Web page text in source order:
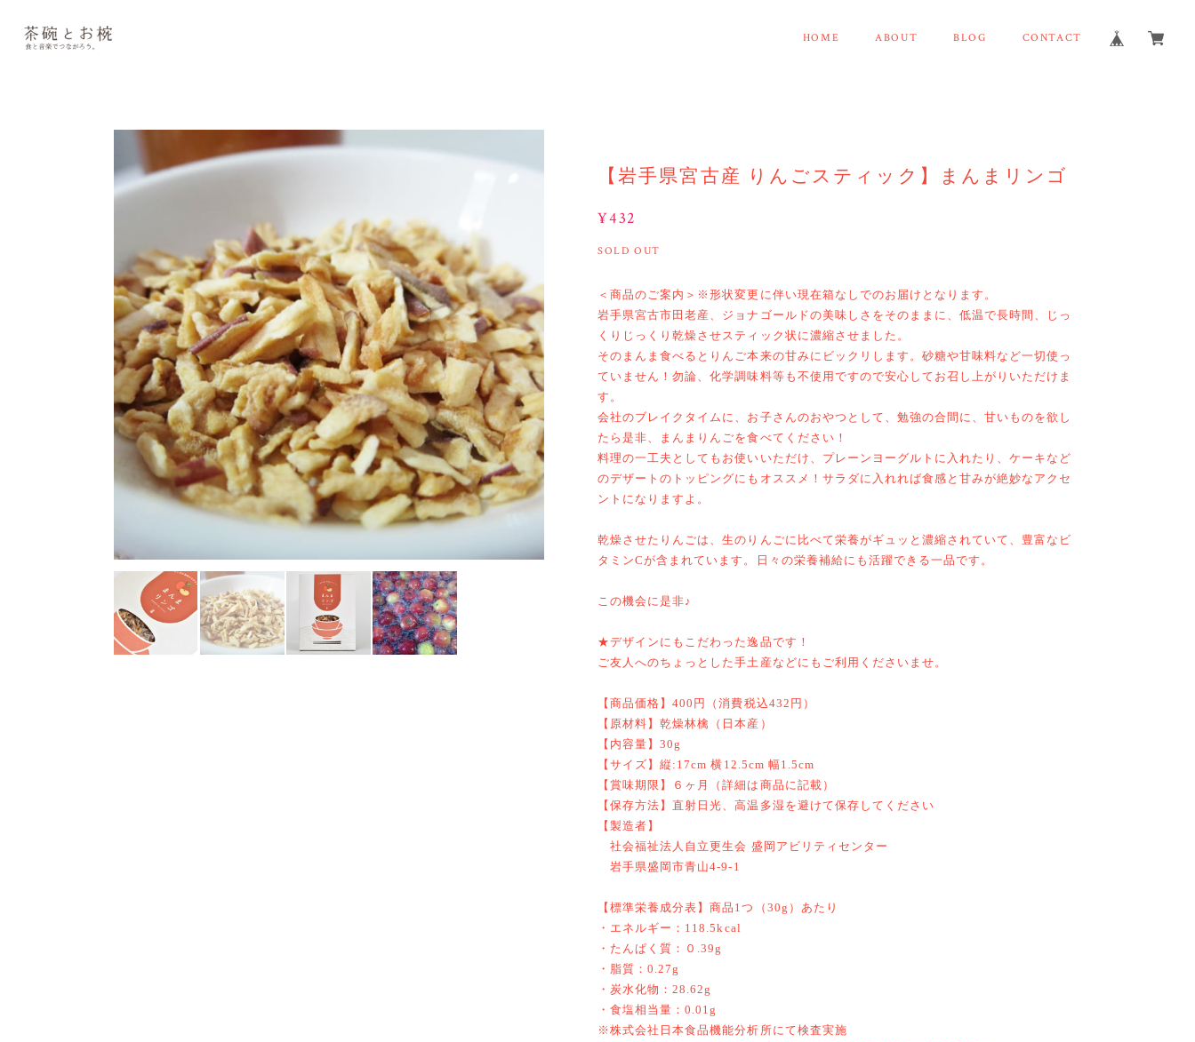
HOME ABOUT BLOG CONTACT
【岩手県宮古産 りんごスティック】まんまリンゴ
¥432
SOLD OUT
＜商品のご案内＞※形状変更に伴い現在箱なしでのお届けとなります。
岩手県宮古市田老産、ジョナゴールドの美味しさをそのままに、低温で長時間、じっ
くりじっくり乾燥させスティック状に濃縮させました。
そのまんま食べるとりんご本来の甘みにビックリします。砂糖や甘味料など一切使っ
ていません！勿論、化学調味料等も不使用ですので安心してお召し上がりいただけま
す。
会社のブレイクタイムに、お子さんのおやつとして、勉強の合間に、甘いものを欲し
たら是非、まんまりんごを食べてください！
料理の一工夫としてもお使いいただけ、プレーンヨーグルトに入れたり、ケーキなど
のデザートのトッピングにもオススメ！サラダに入れれば食感と甘みが絶妙なアクセ
ントになりますよ。
乾燥させたりんごは、生のりんごに比べて栄養がギュッと濃縮されていて、豊富なビ
タミンCが含まれています。日々の栄養補給にも活躍できる一品です。
この機会に是非♪
★デザインにもこだわった逸品です！
ご友人へのちょっとした手土産などにもご利用くださいませ。
【商品価格】400円（消費税込432円）
【原材料】乾燥林檎（日本産）
【内容量】30g
【サイズ】縦:17cm 横12.5cm 幅1.5cm
【賞味期限】６ヶ月（詳細は商品に記載）
【保存方法】直射日光、高温多湿を避けて保存してください
【製造者】
社会福祉法人自立更生会 盛岡アビリティセンター
岩手県盛岡市青山4-9-1
【標準栄養成分表】商品1つ（30g）あたり
・エネルギー：118.5kcal
・たんぱく質：０.39g
・脂質：0.27g
・炭水化物：28.62g
・食塩相当量：0.01g
※株式会社日本食品機能分析所にて検査実施